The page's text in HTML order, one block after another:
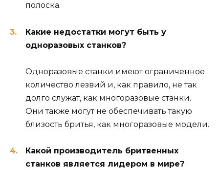
полоска.
Какие недостатки могут быть у
одноразовых станков?
Одноразовые станки имеют ограниченное
количество лезвий и, как правило, не так
долго служат, как многоразовые станки.
Они также могут не обеспечивать такую
близость бритья, как многоразовые модели.
Какой производитель бритвенных
станков является лидером в мире?